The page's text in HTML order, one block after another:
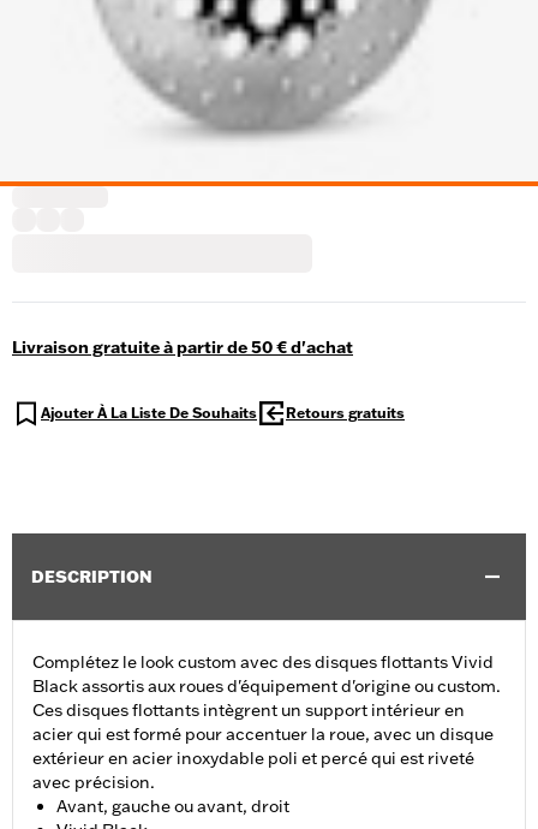
Livraison gratuite à partir de 50 € d'achat
Ajouter À La Liste De Souhaits Retours gratuits
DESCRIPTION
Complétez le look custom avec des disques flottants Vivid
Black assortis aux roues d'équipement d'origine ou custom.
Ces disques flottants intègrent un support intérieur en
acier qui est formé pour accentuer la roue, avec un disque
extérieur en acier inoxydable poli et percé qui est riveté
avec précision.
Avant, gauche ou avant, droit